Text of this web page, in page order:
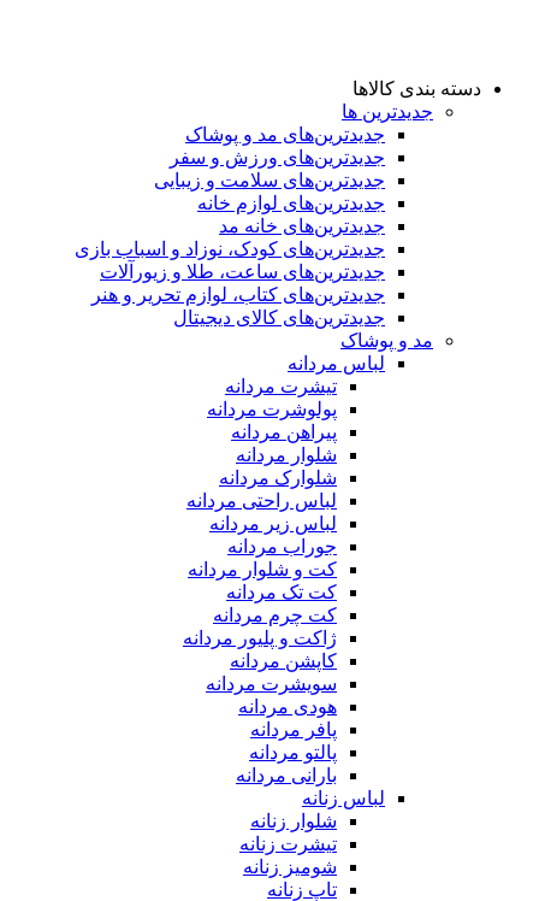
دسته بندی کالاها
جدیدترین ها
جدید‌ترین‌های مد و پوشاک
جدید‌ترین‌های ورزش و سفر
جدید‌ترین‌های سلامت و زیبایی
جدید‌ترین‌های لوازم خانه
جدیدترین‌های خانه مد
جدید‌ترین‌های کودک، نوزاد و اسباب بازی
جدید‌ترین‌های ساعت، طلا و زیورآلات
جدید‌ترین‌های کتاب، لوازم تحریر و هنر
جدید‌ترین‌های کالای دیجیتال
مد و پوشاک
لباس مردانه
تیشرت مردانه
پولوشرت مردانه
پیراهن مردانه
شلوار مردانه
شلوارک مردانه
لباس راحتی مردانه
لباس زیر مردانه
جوراب مردانه
کت و شلوار مردانه
کت تک مردانه
کت چرم مردانه
ژاکت و پلیور مردانه
کاپشن مردانه
سویشرت مردانه
هودی مردانه
پافر مردانه
پالتو مردانه
بارانی مردانه
لباس زنانه
شلوار زنانه
تیشرت زنانه
شومیز زنانه
تاپ زنانه